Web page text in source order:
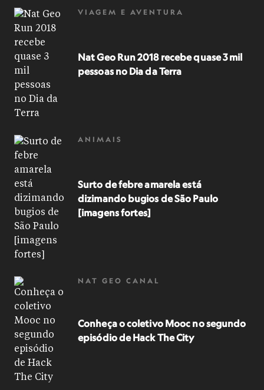
VIAGEM E AVENTURA
Nat Geo Run 2018 recebe quase 3 mil
pessoas no Dia da Terra
ANIMAIS
Surto de febre amarela está
dizimando bugios de São Paulo
[imagens fortes]
NAT GEO CANAL
Conheça o coletivo Mooc no segundo
episódio de Hack The City